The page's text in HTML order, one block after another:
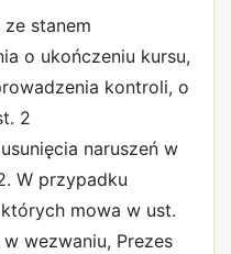
stanem
o ukończeniu kursu,
kontroli, o
2
naruszeń w
W przypadku
mowa w ust.
wezwaniu, Prezes